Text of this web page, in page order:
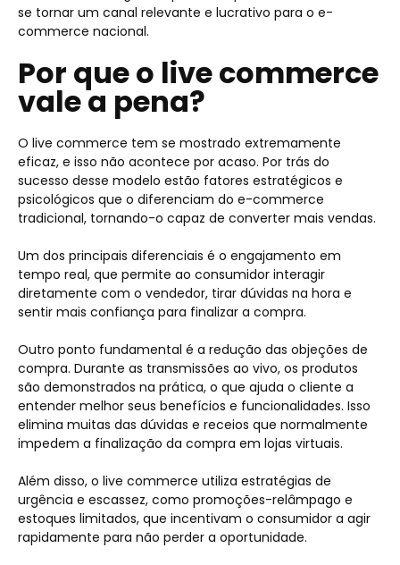
se tornar um canal relevante e lucrativo para o e-
commerce nacional.
Por que o live commerce
vale a pena?
O live commerce tem se mostrado extremamente
eficaz, e isso não acontece por acaso. Por trás do
sucesso desse modelo estão fatores estratégicos e
psicológicos que o diferenciam do e-commerce
tradicional, tornando-o capaz de converter mais vendas.
Um dos principais diferenciais é o engajamento em
tempo real, que permite ao consumidor interagir
diretamente com o vendedor, tirar dúvidas na hora e
sentir mais confiança para finalizar a compra.
Outro ponto fundamental é a redução das objeções de
compra. Durante as transmissões ao vivo, os produtos
são demonstrados na prática, o que ajuda o cliente a
entender melhor seus benefícios e funcionalidades. Isso
elimina muitas das dúvidas e receios que normalmente
impedem a finalização da compra em lojas virtuais.
Além disso, o live commerce utiliza estratégias de
urgência e escassez, como promoções-relâmpago e
estoques limitados, que incentivam o consumidor a agir
rapidamente para não perder a oportunidade.